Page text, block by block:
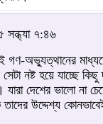
সন্ধ্যা ৭:৪৬
গণ-অভ্যুত্থানের
নষ্ট হয়ে যাচ্ছে কিছু
যারা দেশের ভালো না
উদ্দেশ্য